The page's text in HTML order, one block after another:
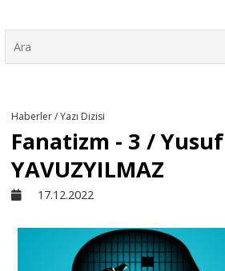
Kültür - Sanat
Haberler / Yazı Dizisi
Fanatizm - 3 / Yusuf
YAVUZYILMAZ
17.12.2022